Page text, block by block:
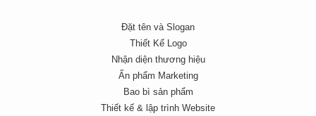
Đặt tên và Slogan
Thiết Kế Logo
Nhận diện thương hiệu
Ấn phẩm Marketing
Bao bì sản phẩm
Thiết kế & lập trình Website